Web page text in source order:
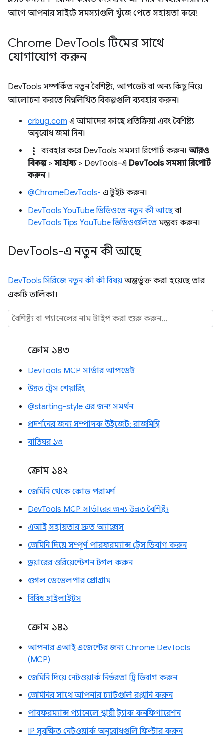
আগে আপনার সাইটে সমস্যাগুলি খুঁজে পেতে সহায়তা করে!
Chrome DevTools টিমের সাথে
যোগাযোগ করুন
DevTools সম্পর্কিত নতুন বৈশিষ্ট্য, আপডেট বা অন্য কিছু নিয়ে
আলোচনা করতে নিম্নলিখিত বিকল্পগুলি ব্যবহার করুন।
crbug.com এ আমাদের কাছে প্রতিক্রিয়া এবং বৈশিষ্ট্য
অনুরোধ জমা দিন।
more_vert ব্যবহার করে DevTools সমস্যা রিপোর্ট করুন। আরও
বিকল্প> সাহায্য> DevTools-এ DevTools সমস্যা রিপোর্ট
করুন।
@ChromeDevTools- এ টুইট করুন।
DevTools YouTube ভিডিওতে নতুন কী আছেবা
DevTools Tips YouTube ভিডিওগুলিতে মন্তব্য করুন।
DevTools-এ নতুন কী আছে
DevTools সিরিজে নতুন কী কী বিষয় অন্তর্ভুক্ত করা হয়েছে তার
একটি তালিকা।
ক্রোম ১৪৩
DevTools MCP সার্ভার আপডেট
উন্নত ট্রেস শেয়ারিং
@starting-style এর জন্য সমর্থন
প্রদর্শনের জন্য সম্পাদক উইজেট: রাজমিস্ত্রি
বাতিঘর ১৩
ক্রোম ১৪২
জেমিনি থেকে কোড পরামর্শ
DevTools MCP সার্ভারের জন্য উন্নত বৈশিষ্ট্য
এআই সহায়তার দ্রুত অ্যাক্সেস
জেমিনি দিয়ে সম্পূর্ণ পারফরম্যান্স ট্রেস ডিবাগ করুন
ড্রয়ারের ওরিয়েন্টেশন টগল করুন
গুগল ডেভেলপার প্রোগ্রাম
বিবিধ হাইলাইটস
ক্রোম ১৪১
আপনার এআই এজেন্টের জন্য Chrome DevTools
(MCP)
জেমিনি দিয়ে নেটওয়ার্ক নির্ভরতা ট্রি ডিবাগ করুন
জেমিনির সাথে আপনার চ্যাটগুলি রপ্তানি করুন
পারফরম্যান্স প্যানেলে স্থায়ী ট্র্যাক কনফিগারেশন
IP সুরক্ষিত নেটওয়ার্ক অনুরোধগুলি ফিল্টার করুন